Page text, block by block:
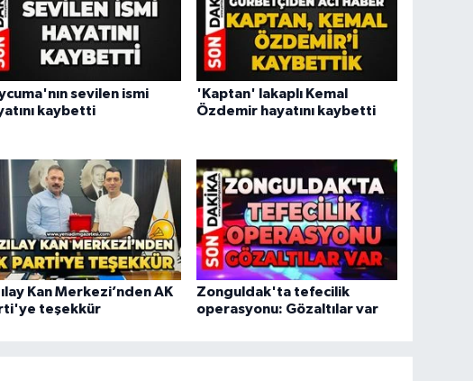
sevilen ismi
kaybetti
'Kaptan' lakaplı Kemal
Özdemir hayatını kaybetti
Kan Merkezi’nden AK
teşekkür
Zonguldak'ta tefecilik
operasyonu: Gözaltılar var